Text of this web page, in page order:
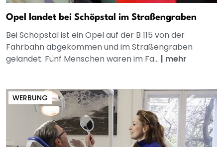
Opel landet bei Schöpstal im Straßengraben
Bei Schöpstal ist ein Opel auf der B 115 von der
Fahrbahn abgekommen und im Straßengraben
gelandet. Fünf Menschen waren im Fa... | mehr
WERBUNG